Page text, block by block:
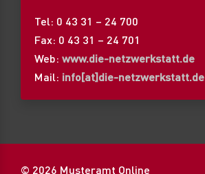
Tel: 0 43 31 – 24 700
Fax: 0 43 31 – 24 701
Web: www.die-netzwerkstatt.de
Mail: info[at]die-netzwerkstatt.de
© 2026 Musteramt Online